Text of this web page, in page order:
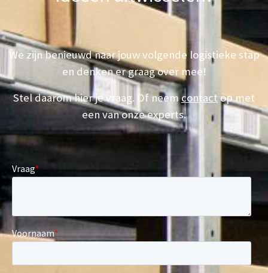
We zijn benieuwd naar jouw volgende logistieke stap
en denken er graag over mee!
Stel daarom hier je vraag. Of neemcontactop met
een van onze experts.